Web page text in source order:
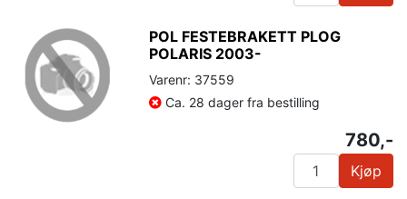
POL FESTEBRAKETT PLOG
POLARIS 2003-
Varenr: 37559
Ca. 28 dager fra bestilling
780,-
Kjøp